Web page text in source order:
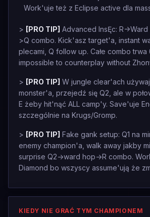
Work'uje też z Eclipse active dla
> [PRO TIP] Advanced InsĘc: R-
>Q combo. Kick'asz target'a, instant
plecami, Q follow up. Całe combo
impossible to counterplay without
> [PRO TIP] W jungle clear'ach
monster'a, przejedź się Q2, ale w
E żeby hit'nąć ALL camp'y. Save'uje
szczególnie na Krugs/Gromp.
> [PRO TIP] Fake gank setup: Q1 na
enemy champion'a, walk away jakby
surprise Q2->ward hop->R combo.
Diamond bo wszyscy assume'ują że
KIEDY NIE GRAĆ TYM CHAMPIONEM